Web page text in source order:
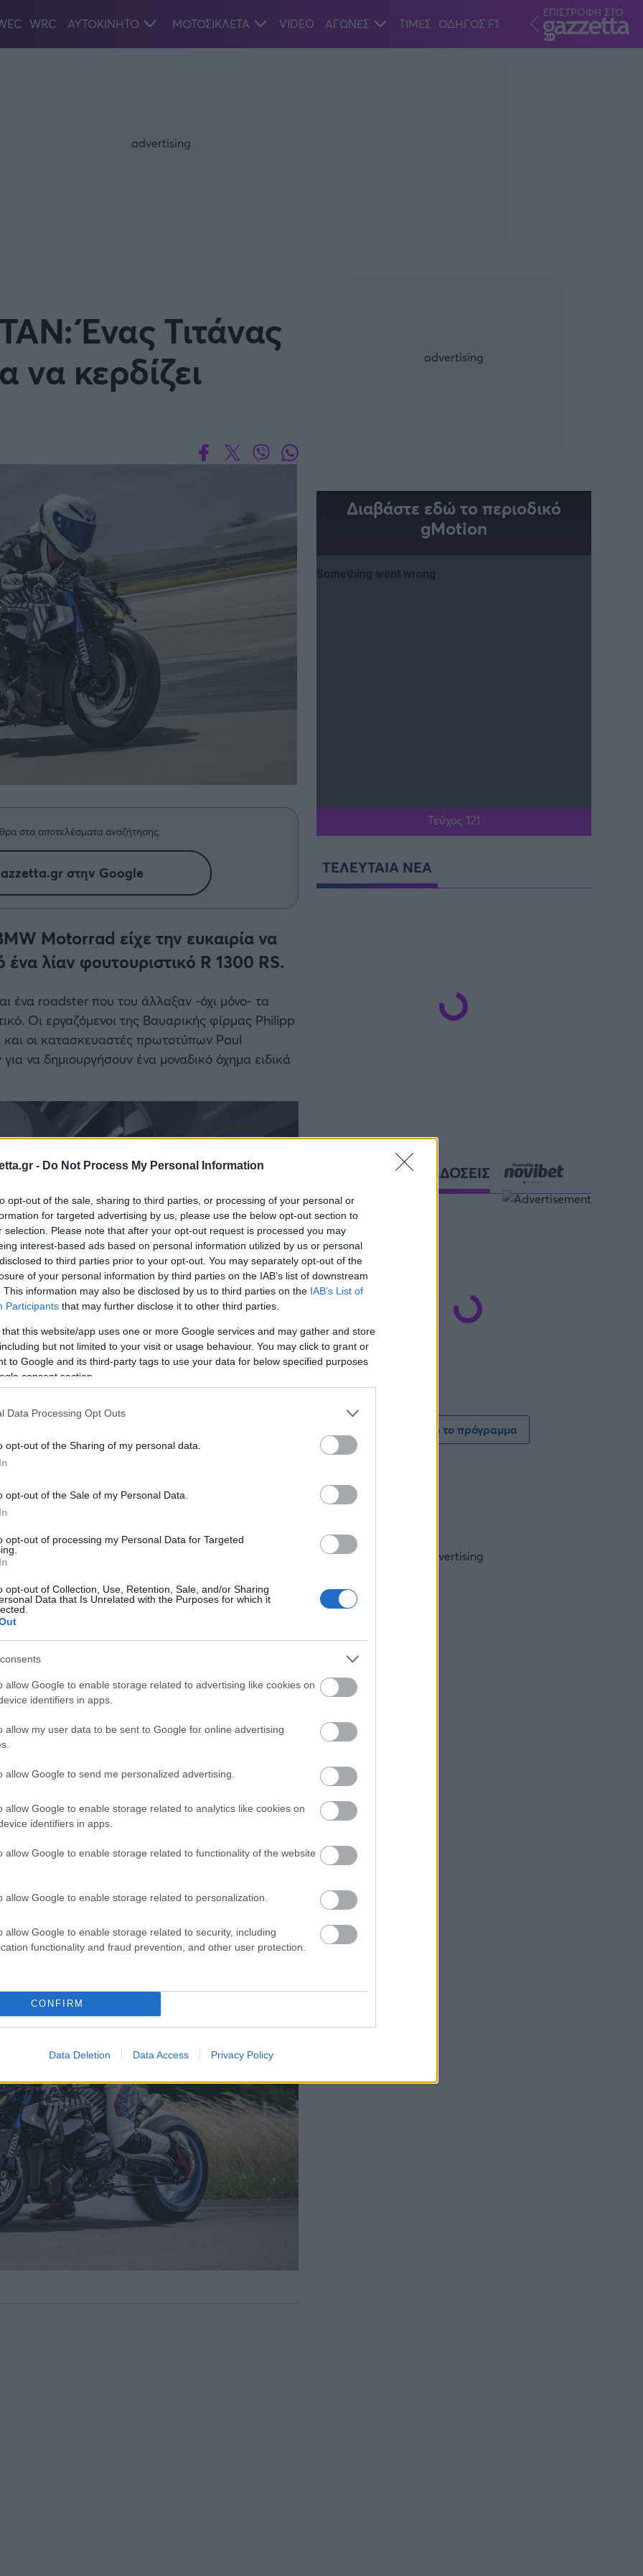
- Do Not Process My Personal Information
opt-out of the sale, sharing to third parties, or processing of your personal or
for targeted advertising by us, please use the below opt-out section to
selection. Please note that after your opt-out request is processed you may
interest-based ads based on personal information utilized by us or personal
to third parties prior to your opt-out. You may separately opt-out of the
of your personal information by third parties on the IAB’s list of downstream
This information may also be disclosed by us to third parties on the IAB’s List of
Participants that may further disclose it to other third parties.
that this website/app uses one or more Google services and may gather and store
but not limited to your visit or usage behaviour. You may click to grant or
to Google and its third-party tags to use your data for below specified purposes
consent section.
Data Processing Opt Outs
opt-out of the Sharing of my personal data.
opt-out of the Sale of my Personal Data.
opt-out of processing my Personal Data for Targeted
opt-out of Collection, Use, Retention, Sale, and/or Sharing
Data that Is Unrelated with the Purposes for which it
allow Google to enable storage related to advertising like cookies on
identifiers in apps.
allow my user data to be sent to Google for online advertising
allow Google to send me personalized advertising.
allow Google to enable storage related to analytics like cookies on
identifiers in apps.
allow Google to enable storage related to functionality of the website
allow Google to enable storage related to personalization.
allow Google to enable storage related to security, including
functionality and fraud prevention, and other user protection.
CONFIRM
Data Deletion Data Access Privacy Policy
WRC ΑΥΤΟΚΙΝΗΤΟ ΜΟΤΟΣΙΚΛΕΤΑ VIDEO ΑΓΩΝΕΣ ΤΙΜΕΣ ΟΔΗΓΟΣ F1
ΕΠΙΣΤΡΟΦΗ ΣΤΟ
Ένας Τιτάνας
να κερδίζει
στα αποτελέσματα αναζήτησης.
στην Google
Motorrad είχε την ευκαιρία να
λίαν φουτουριστικό R 1300 RS.
ένα roadster που του άλλαξαν -όχι μόνο- τα
Οι εργαζόμενοι της Βαυαρικής φίρμας Philipp
οι κατασκευαστές πρωτοτύπων Paul
να δημιουργήσουν ένα μοναδικό όχημα ειδικά
του φέρινγκ του BMW R 1300 R
χαρακτηριστικό των αγωνιστικών
να ενισχύει τη δυναμική εικόνα του
πάνω από το μπροστινό τροχό, έτσι ώστε
την άσφαλτο για όσο το δυνατόν περισσότερο.
συμπαγείς και χτισμένες γύρω από το κεντρικό
Διαβάστε εδώ το περιοδικό
gMotion
Τεύχος 121
ΤΕΛΕΥΤΑΙΑ ΝΕΑ
ΑΘΛΗΤΙΚΕΣ ΜΕΤΑΔΟΣΕΙΣ
Δείτε όλο το πρόγραμμα